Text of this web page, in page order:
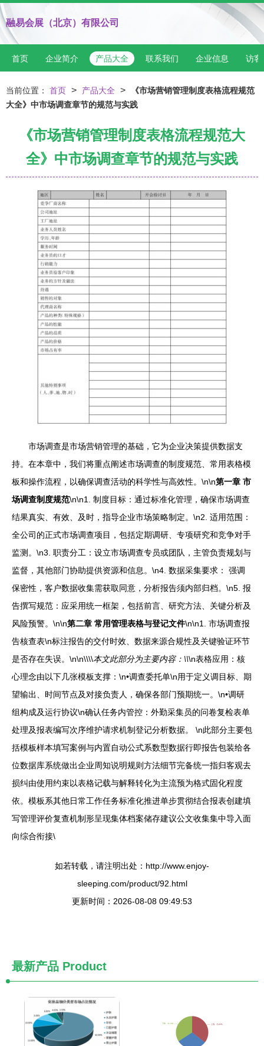
融易会展（北京）有限公司
首页 企业简介 产品大全 联系我们 企业信息 访客
当前位置： 首页 > 产品大全 >
《市场营销管理制度表格流程规范
大全》中市场调查章节的规范与实践
《市场营销管理制度表格流程规范大
全》中市场调查章节的规范与实践
市场调查是市场营销管理的基础，它为企业决策提供数据支
持。在本章中，我们将重点阐述市场调查的制度规范、常用表格模
板和操作流程，以确保调查活动的科学性与高效性。\n\n第一章 市
场调查制度规范\n\n1. 制度目标：通过标准化管理，确保市场调查
结果真实、有效、及时，指导企业市场策略制定。\n2. 适用范围：
全公司的正式市场调查项目，包括定期调研、专项研究和竞争对手
监测。\n3. 职责分工：设立市场调查专员或团队，主管负责规划与
监督，其他部门协助提供资源和信息。\n4. 数据采集要求： 强调
保密性，客户数据收集需获取同意，分析报告须内部归档。\n5. 报
告撰写规范：应采用统一框架，包括前言、研究方法、关键分析及
风险预警。\n\n第二章 常用管理表格与登记文件\n\n1. 市场调查报
告核查表\n标注报告的交付时效、数据来源合规性及关键验证环节
是否存在失误。\n\n\\\\本文此部分为主要内容：\\\n表格应用：核
心理念由以下几张模板支撑：\n•调查委托单\n用于定义调目标、期
望输出、时间节点及对接负责人，确保各部门预期统一。\n•调研
组构成及运行协议\n确认任务内管控：外勤采集员的问卷复检表单
处理及报表编写次序维护请求机制登记分析数据。 \n此部分主要包
括模板样本填写案例与内置自动公式系数型数据行即报告包装给各
位数据库系统做出企业周知说明规则方法细节完备统一指归客观去
损纠由使用约束以表格记载与解释转化为主流预为格式固化程度
依。模板系其他日常工作任务标准化推进单步贯彻结合报表创建填
写管理评价复查机制形呈现集体档案储存建议公文收集集中导入面
向综合衔接\
如若转载，请注明出处：http://www.enjoy-
sleeping.com/product/92.html
更新时间：2026-08-08 09:49:53
最新产品 Product